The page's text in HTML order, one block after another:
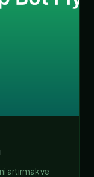
artırmak ve